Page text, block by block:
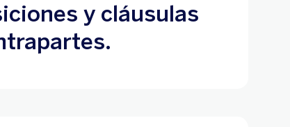
y cláusulas